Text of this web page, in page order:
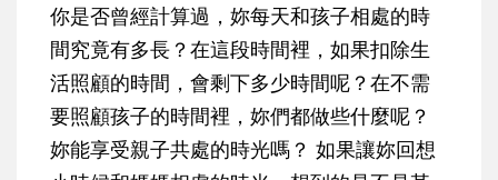
你是否曾經計算過，妳每天和孩子相處的時
間究竟有多長？在這段時間裡，如果扣除生
活照顧的時間，會剩下多少時間呢？在不需
要照顧孩子的時間裡，妳們都做些什麼呢？
妳能享受親子共處的時光嗎？ 如果讓妳回想